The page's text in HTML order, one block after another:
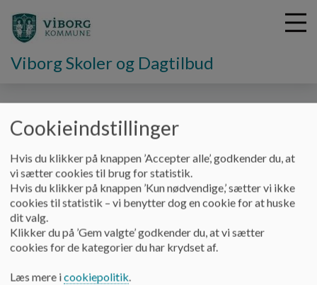
Viborg Skoler og Dagtilbud
Digitale portaler Medier for alle
Medier for alle
Medier for alle:
Medier for alle
Open Denmark
Cookieindstillinger
Hvis du klikker på knappen ’Accepter alle’, godkender du, at
vi sætter cookies til brug for statistik.
Hvis du klikker på knappen ’Kun nødvendige,’ sætter vi ikke
cookies til statistik – vi benytter dog en cookie for at huske
dit valg.
Klikker du på ’Gem valgte’ godkender du, at vi sætter
cookies for de kategorier du har krydset af.
Læs mere icookiepolitik.